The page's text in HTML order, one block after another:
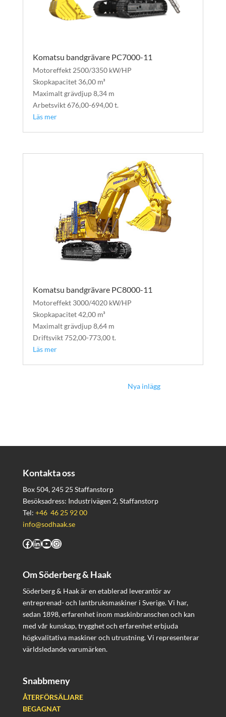
Komatsu bandgrävare PC7000-11
Motoreffekt 2500/3350 kW/HP
Skopkapacitet 36,00 m³
Maximalt grävdjup 8,34 m
Arbetsvikt 676,00-694,00 t.
Läs mer
Komatsu bandgrävare PC8000-11
Motoreffekt 3000/4020 kW/HP
Skopkapacitet 42,00 m³
Maximalt grävdjup 8,64 m
Driftsvikt 752,00-773,00 t.
Läs mer
Kontakta oss
Box 504, 245 25 Staffanstorp
Besöksadress: Industrivägen 2, Staffanstorp
Tel: +46 46 25 92 00
info@sodhaak.se
Facebook
LinkedIn
YouTube
Instagram
Om Söderberg & Haak
Söderberg & Haak är en etablerad leverantör av
entreprenad- och lantbruksmaskiner i Sverige. Vi har,
sedan 1898, erfarenhet inom maskinbranschen och kan
med vår kunskap, trygghet och erfarenhet erbjuda
högkvalitativa maskiner och utrustning. Vi representerar
världsledande varumärken.
Snabbmeny
ÅTERFÖRSÄLJARE
BEGAGNAT